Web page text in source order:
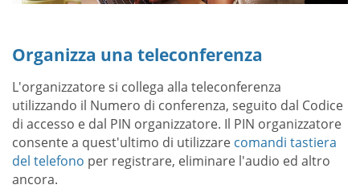
Organizza una teleconferenza
L'organizzatore si collega alla teleconferenza
utilizzando il Numero di conferenza, seguito dal Codice
di accesso e dal PIN organizzatore. Il PIN organizzatore
consente a quest'ultimo di utilizzare comandi tastiera
del telefono per registrare, eliminare l'audio ed altro
ancora.